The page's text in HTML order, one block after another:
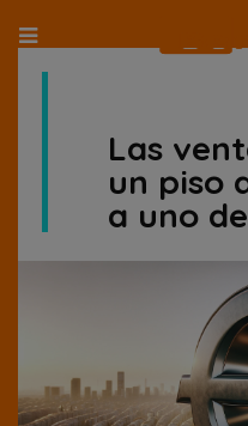
Las
un piso
a uno